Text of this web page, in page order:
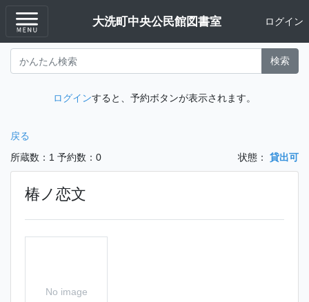
大洗町中央公民館図書室 ログイン
検索
ログインすると、予約ボタンが表示されます。
戻る
所蔵数：1 予約数：0 状態： 貸出可
椿ノ恋文
No image